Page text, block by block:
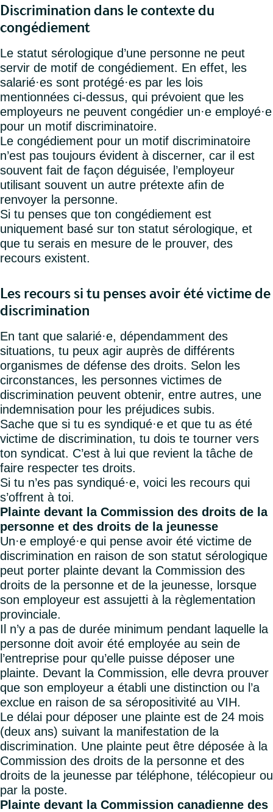
Discrimination dans le contexte du
congédiement
Le statut sérologique d’une personne ne peut
servir de motif de congédiement. En effet, les
salarié·es sont protégé·es par les lois
mentionnées ci-dessus, qui prévoient que les
employeurs ne peuvent congédier un·e employé·e
pour un motif discriminatoire.
Le congédiement pour un motif discriminatoire
n’est pas toujours évident à discerner, car il est
souvent fait de façon déguisée, l’employeur
utilisant souvent un autre prétexte afin de
renvoyer la personne.
Si tu penses que ton congédiement est
uniquement basé sur ton statut sérologique, et
que tu serais en mesure de le prouver, des
recours existent.
Les recours si tu penses avoir été victime de
discrimination
En tant que salarié·e, dépendamment des
situations, tu peux agir auprès de différents
organismes de défense des droits. Selon les
circonstances, les personnes victimes de
discrimination peuvent obtenir, entre autres, une
indemnisation pour les préjudices subis.
Sache que si tu es syndiqué·e et que tu as été
victime de discrimination, tu dois te tourner vers
ton syndicat. C’est à lui que revient la tâche de
faire respecter tes droits.
Si tu n’es pas syndiqué·e, voici les recours qui
s’offrent à toi.
Plainte devant la Commission des droits de la
personne et des droits de la jeunesse
Un·e employé·e qui pense avoir été victime de
discrimination en raison de son statut sérologique
peut porter plainte devant la Commission des
droits de la personne et de la jeunesse, lorsque
son employeur est assujetti à la règlementation
provinciale.
Il n’y a pas de durée minimum pendant laquelle la
personne doit avoir été employée au sein de
l’entreprise pour qu’elle puisse déposer une
plainte. Devant la Commission, elle devra prouver
que son employeur a établi une distinction ou l’a
exclue en raison de sa séropositivité au VIH.
Le délai pour déposer une plainte est de 24 mois
(deux ans) suivant la manifestation de la
discrimination. Une plainte peut être déposée à la
Commission des droits de la personne et des
droits de la jeunesse par téléphone, télécopieur ou
par la poste.
Plainte devant la Commission canadienne des